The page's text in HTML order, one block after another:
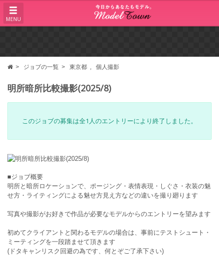
MENU
ジョブの一覧 東京都 個人撮影
明所暗所比較撮影(2025/8)
このジョブの募集は全1人のエントリーにより終了しました。
■ジョブ概要
明所と暗所ロケーションで、ポージング・表情表現・しぐさ・衣装の魅
せ方・ライティングによる魅せ方見え方などの違いを撮り廻ります
写真や撮影がお好きで作品が必要なモデルからのエントリーを望みます
初めてクライアントと関わるモデルの場合は、事前にテストシュート・
ミーティングを一段踏ませて頂きます
(ドタキャンリスク回避の為です、何とぞご了承下さい)